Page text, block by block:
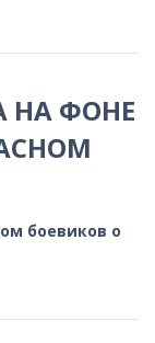
НА ФОНЕ
боевиков о